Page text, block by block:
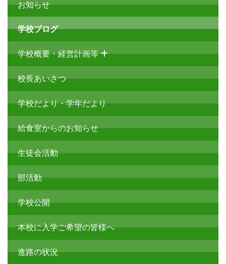
お知らせ
学校ブログ
学校概要・経営計画等
校長あいさつ
学校だより・学年だより
給食室からのお知らせ
生徒会活動
部活動
学校公開
本校に入学ご希望の皆様へ
進路の状況